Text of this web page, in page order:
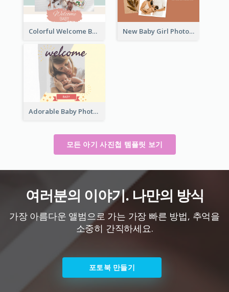
Colorful Welcome Baby Photo Book New Baby Girl Photo Book
Adorable Baby Photo Book
모든 아기 사진첩 템플릿 보기
여러분의 이야기. 나만의 방식
가장 아름다운 앨범으로 가는 가장 빠른 방법, 추억을
소중히 간직하세요.
포토북 만들기